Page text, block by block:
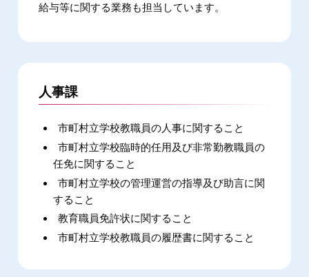
給与等に関する業務も担当しています。
人事課
市町村立学校教職員の人事に関すること
市町村立学校臨時的任用及び非常勤教職員の
任免に関すること
市町村立学校の管理運営の指導及び助言に関
すること
教育職員免許状に関すること
市町村立学校教職員の履歴書に関すること